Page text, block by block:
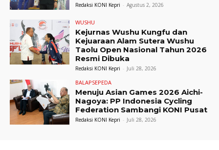
Redaksi KONI Kepri - Agustus 2, 2026
WUSHU
Kejurnas Wushu Kungfu dan
Kejuaraan Alam Sutera Wushu
Taolu Open Nasional Tahun 2026
Resmi Dibuka
Redaksi KONI Kepri - Juli 28, 2026
BALAPSEPEDA
Menuju Asian Games 2026 Aichi-
Nagoya: PP Indonesia Cycling
Federation Sambangi KONI Pusat
Redaksi KONI Kepri - Juli 28, 2026